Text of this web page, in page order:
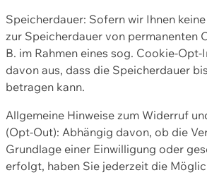
Speicherdauer: Sofern wir Ihnen
zur Speicherdauer von permanenten
B. im Rahmen eines sog. Cookie-
davon aus, dass die Speicherdauer
betragen kann.
Allgemeine Hinweise zum Widerruf
(Opt-Out): Abhängig davon, ob die
Grundlage einer Einwilligung oder
erfolgt, haben Sie jederzeit die